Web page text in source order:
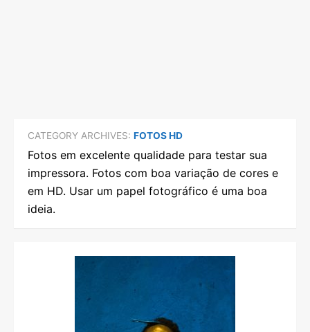
CATEGORY ARCHIVES: FOTOS HD
Fotos em excelente qualidade para testar sua
impressora. Fotos com boa variação de cores e
em HD. Usar um papel fotográfico é uma boa
ideia.